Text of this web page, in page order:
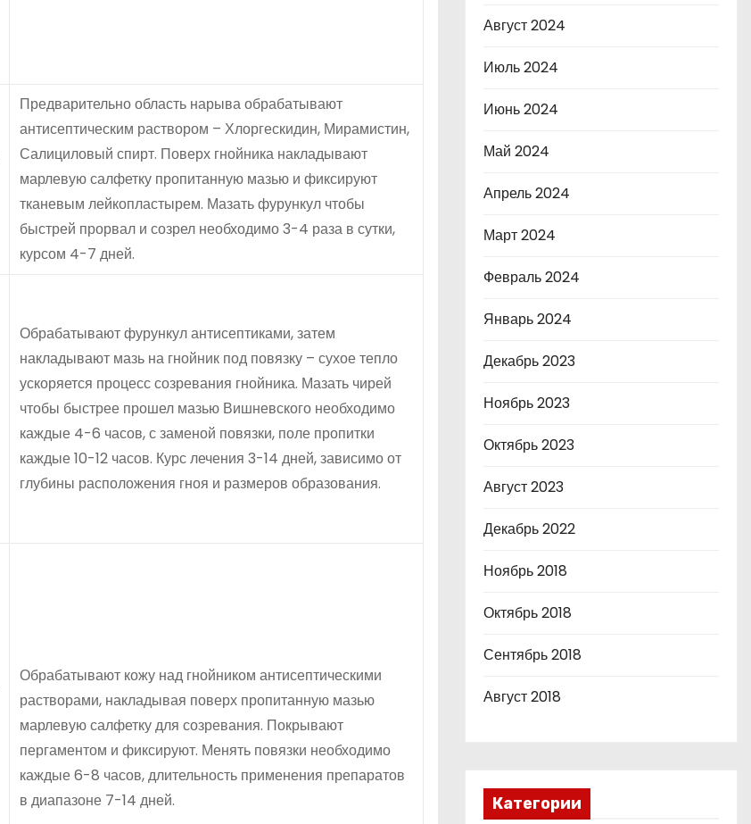
Предварительно область нарыва обрабатывают
антисептическим раствором – Хлоргескидин, Мирамистин,
Салициловый спирт. Поверх гнойника накладывают
марлевую салфетку пропитанную мазью и фиксируют
тканевым лейкопластырем. Мазать фурункул чтобы
быстрей прорвал и созрел необходимо 3-4 раза в сутки,
курсом 4-7 дней.
Обрабатывают фурункул антисептиками, затем
накладывают мазь на гнойник под повязку – сухое тепло
ускоряется процесс созревания гнойника. Мазать чирей
чтобы быстрее прошел мазью Вишневского необходимо
каждые 4-6 часов, с заменой повязки, поле пропитки
каждые 10-12 часов. Курс лечения 3-14 дней, зависимо от
глубины расположения гноя и размеров образования.
Обрабатывают кожу над гнойником антисептическими
растворами, накладывая поверх пропитанную мазью
марлевую салфетку для созревания. Покрывают
пергаментом и фиксируют. Менять повязки необходимо
каждые 6-8 часов, длительность применения препаратов
в диапазоне 7-14 дней.
Август 2024
Июль 2024
Июнь 2024
Май 2024
Апрель 2024
Март 2024
Февраль 2024
Январь 2024
Декабрь 2023
Ноябрь 2023
Октябрь 2023
Август 2023
Декабрь 2022
Ноябрь 2018
Октябрь 2018
Сентябрь 2018
Август 2018
Категории